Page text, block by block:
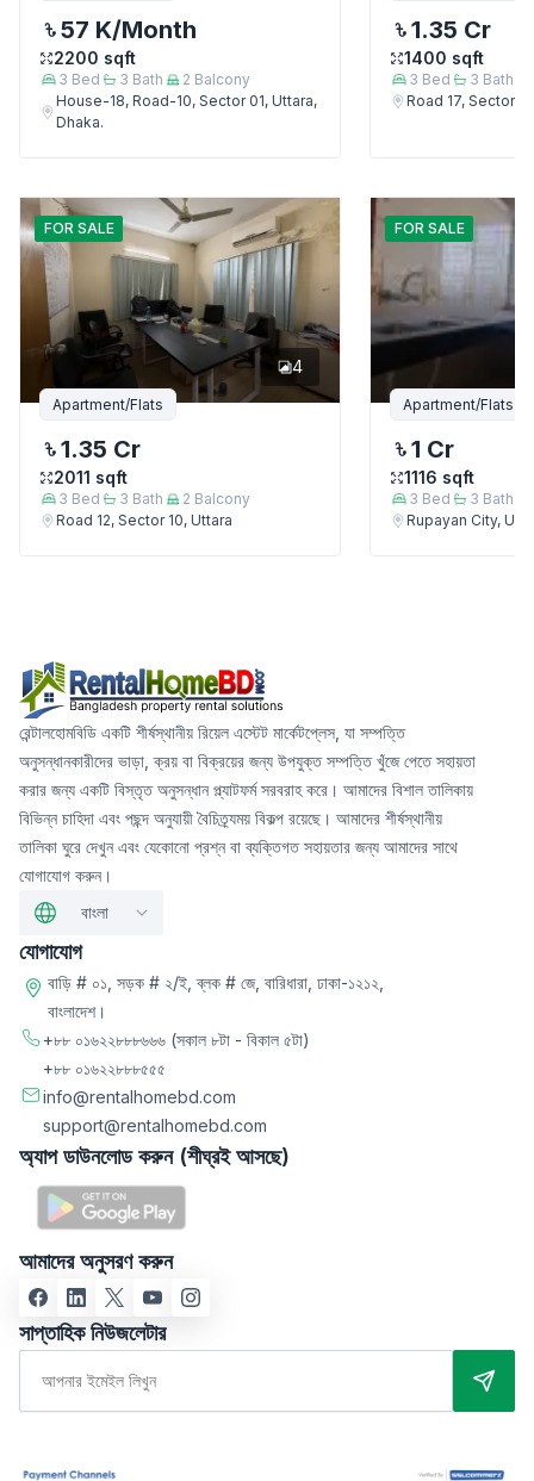
57 K/Month
2200 sqft
3 Bed 3 Bath 2 Balcony
House-18, Road-10, Sector 01, Uttara,
Dhaka.
1.35 Cr
1400 sqft
3 Bed 3 Bath
Road 17, Sector
FOR SALE
4
Apartment/Flats
1.35 Cr
2011 sqft
3 Bed 3 Bath 2 Balcony
Road 12, Sector 10, Uttara
FOR SALE
Apartment/Flats
1 Cr
1116 sqft
3 Bed 3 Bath
Rupayan City,
রেন্টালহোমবিডি একটি শীর্ষস্থানীয় রিয়েল এস্টেট মার্কেটপ্লেস, যা সম্পত্তি
অনুসন্ধানকারীদের ভাড়া, ক্রয় বা বিক্রয়ের জন্য উপযুক্ত সম্পত্তি খুঁজে পেতে সহায়তা
করার জন্য একটি বিস্তৃত অনুসন্ধান প্ল্যাটফর্ম সরবরাহ করে। আমাদের বিশাল তালিকায়
বিভিন্ন চাহিদা এবং পছন্দ অনুযায়ী বৈচিত্র্যময় বিকল্প রয়েছে। আমাদের শীর্ষস্থানীয়
তালিকা ঘুরে দেখুন এবং যেকোনো প্রশ্ন বা ব্যক্তিগত সহায়তার জন্য আমাদের সাথে
যোগাযোগ করুন।
বাংলা
যোগাযোগ
বাড়ি # ০১, সড়ক # ২/ই, ব্লক # জে, বারিধারা, ঢাকা-১২১২,
বাংলাদেশ।
+৮৮ ০১৬২২৮৮৮৬৬৬ (সকাল ৮টা - বিকাল ৫টা)
+৮৮ ০১৬২২৮৮৮৫৫৫
info@rentalhomebd.com
support@rentalhomebd.com
অ্যাপ ডাউনলোড করুন (শীঘ্রই আসছে)
আমাদের অনুসরণ করুন
সাপ্তাহিক নিউজলেটার